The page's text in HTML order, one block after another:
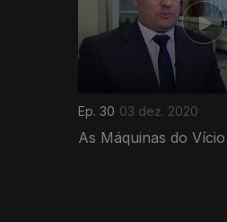
Ep. 30 03 dez. 2020
As Máquinas do Vício